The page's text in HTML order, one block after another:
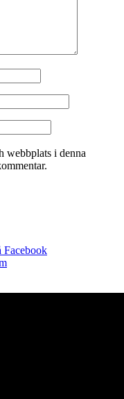
webbplats i denna
Facebook